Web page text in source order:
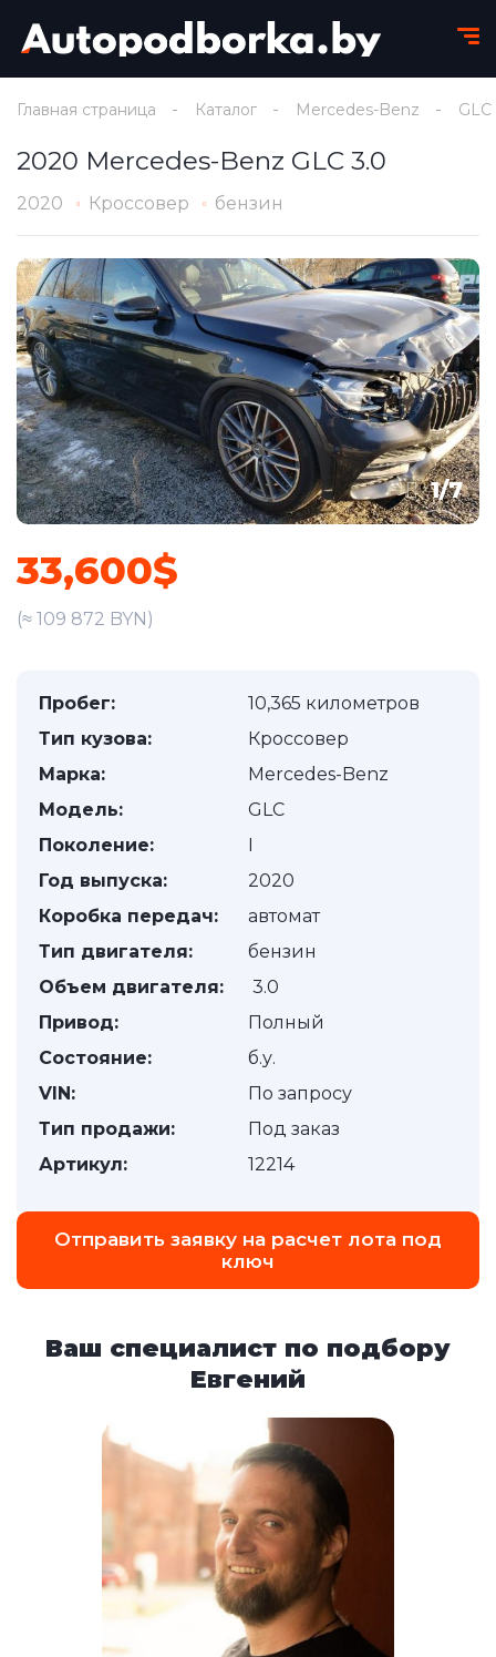
Главная страница Каталог Mercedes-Benz GLC
2020 Mercedes-Benz GLC 3.0
2020 Кроссовер бензин
1/7
33,600$
(≈ 109 872 BYN)
Пробег:
10,365 километров
Тип кузова:
Кроссовер
Марка:
Mercedes-Benz
Модель:
GLC
Поколение:
I
Год выпуска:
2020
Коробка передач:
автомат
Тип двигателя:
бензин
Объем двигателя:
3.0
Привод:
Полный
Состояние:
б.у.
VIN:
По запросу
Тип продажи:
Под заказ
Артикул:
12214
Отправить заявку на расчет лота под
ключ
Ваш специалист по подбору
Евгений